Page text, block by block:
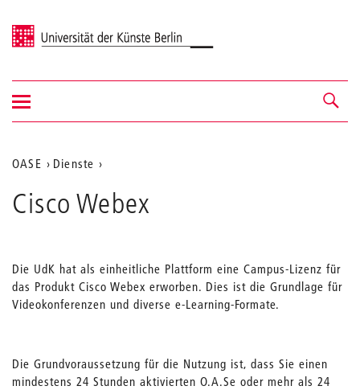
Universität der Künste Berlin
Navigation &
Suche
Navigation
ein-/ausblenden
Aktuelle
Position
auf
Webseite
OASE Dienste
Cisco Webex
Die UdK hat als einheitliche Plattform eine Campus-Lizenz für
das Produkt Cisco Webex erworben. Dies ist die Grundlage für
Videokonferenzen und diverse e-Learning-Formate.
Die Grundvoraussetzung für die Nutzung ist, dass Sie einen
mindestens 24 Stunden aktivierten O.A.Se oder mehr als 24